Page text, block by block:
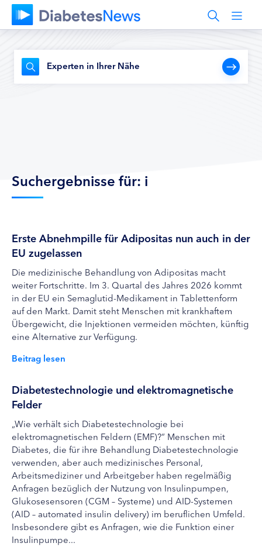
Experten in Ihrer Nähe
Suchergebnisse für: i
Erste Abnehmpille für Adipositas nun auch in der
EU zugelassen
Die medizinische Behandlung von Adipositas macht
weiter Fortschritte. Im 3. Quartal des Jahres 2026 kommt
in der EU ein Semaglutid-Medikament in Tablettenform
auf den Markt. Damit steht Menschen mit krankhaftem
Übergewicht, die Injektionen vermeiden möchten, künftig
eine Alternative zur Verfügung.
Beitrag lesen
Diabetestechnologie und elektromagnetische
Felder
„Wie verhält sich Diabetestechnologie bei
elektromagnetischen Feldern (EMF)?“ Menschen mit
Diabetes, die für ihre Behandlung Diabetestechnologie
verwenden, aber auch medizinisches Personal,
Arbeitsmediziner und Arbeitgeber haben regelmäßig
Anfragen bezüglich der Nutzung von Insulinpumpen,
Glukosesensoren (CGM – Systeme) und AID-Systemen
(AID – automated insulin delivery) im beruflichen Umfeld.
Insbesondere gibt es Anfragen, wie die Funktion einer
Insulinpumpe...